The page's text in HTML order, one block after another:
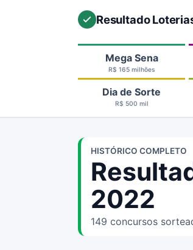
Resultado
Mega Sena
R$ 165 milhões
Dia de Sorte
R$ 500 mil
HISTÓRICO COMPLETO
2022
149 concursos